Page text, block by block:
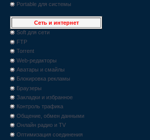
Portable для системы
Сеть и интернет
Soft для сети
FTP
Torrent
Web-редакторы
Аватары и смайлы
Блокировка рекламы
Браузеры
Закладки и избранное
Контроль трафика
Общение, обмен данными
Онлайн радио и TV
Оптимизация соединения